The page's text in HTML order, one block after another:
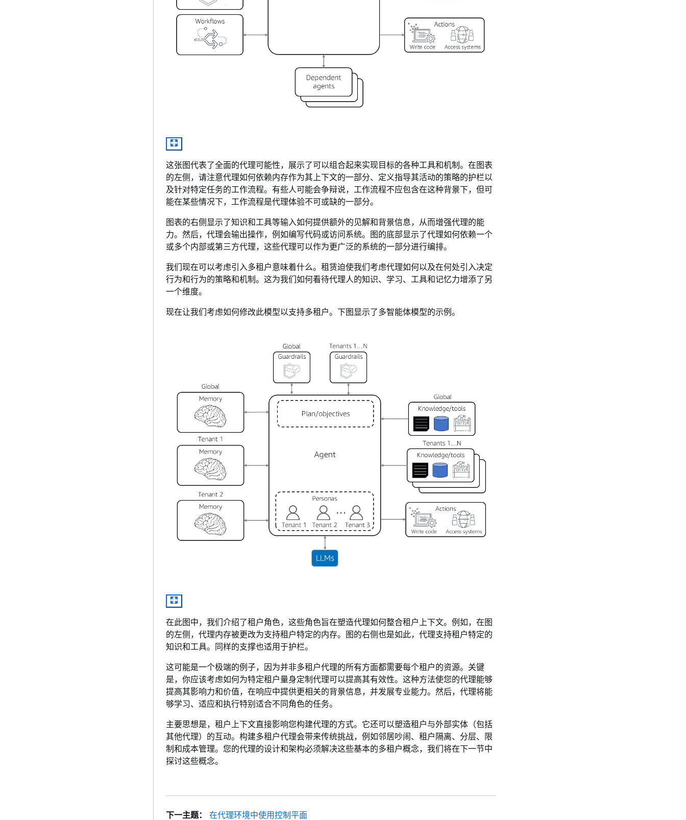
这张图代表了全面的代理可能性，展示了可以组合起来实现目标的各种工具和机制。在图表
的左侧，请注意代理如何依赖内存作为其上下文的一部分、定义指导其活动的策略的护栏以
及针对特定任务的工作流程。有些人可能会争辩说，工作流程不应包含在这种背景下，但可
能在某些情况下，工作流程是代理体验不可或缺的一部分。
图表的右侧显示了知识和工具等输入如何提供额外的见解和背景信息，从而增强代理的能
力。然后，代理会输出操作，例如编写代码或访问系统。图的底部显示了代理如何依赖一个
或多个内部或第三方代理，这些代理可以作为更广泛的系统的一部分进行编排。
我们现在可以考虑引入多租户意味着什么。租赁迫使我们考虑代理如何以及在何处引入决定
行为和行为的策略和机制。这为我们如何看待代理人的知识、学习、工具和记忆力增添了另
一个维度。
现在让我们考虑如何修改此模型以支持多租户。下图显示了多智能体模型的示例。
在此图中，我们介绍了租户角色，这些角色旨在塑造代理如何整合租户上下文。例如，在图
的左侧，代理内存被更改为支持租户特定的内存。图的右侧也是如此，代理支持租户特定的
知识和工具。同样的支撑也适用于护栏。
这可能是一个极端的例子，因为并非多租户代理的所有方面都需要每个租户的资源。关键
是，你应该考虑如何为特定租户量身定制代理可以提高其有效性。这种方法使您的代理能够
提高其影响力和价值，在响应中提供更相关的背景信息，并发展专业能力。然后，代理将能
够学习、适应和执行特别适合不同角色的任务。
主要思想是，租户上下文直接影响您构建代理的方式。它还可以塑造租户与外部实体（包括
其他代理）的互动。构建多租户代理会带来传统挑战，例如邻居吵闹、租户隔离、分层、限
制和成本管理。您的代理的设计和架构必须解决这些基本的多租户概念，我们将在下一节中
探讨这些概念。
下一主题： 在代理环境中使用控制平面